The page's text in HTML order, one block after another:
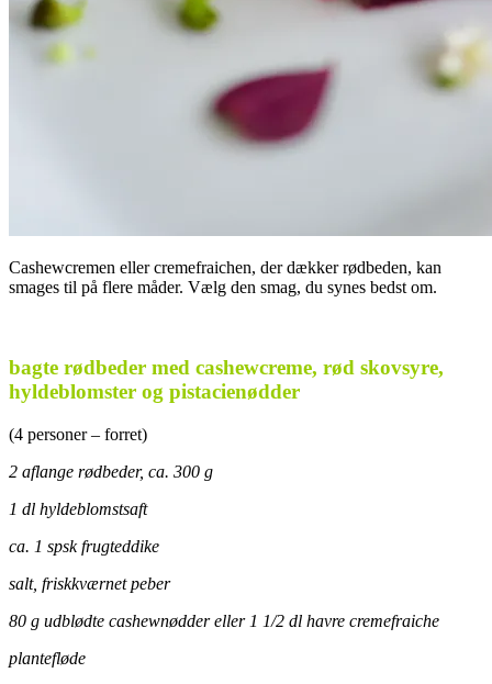
Cashewcremen eller cremefraichen, der dækker rødbeden, kan
smages til på flere måder. Vælg den smag, du synes bedst om.
bagte rødbeder med cashewcreme, rød skovsyre,
hyldeblomster og pistacienødder
(4 personer – forret)
2 aflange rødbeder, ca. 300 g
1 dl hyldeblomstsaft
ca. 1 spsk frugteddike
salt, friskkværnet peber
80 g udblødte cashewnødder eller 1 1/2 dl havre cremefraiche
plantefløde